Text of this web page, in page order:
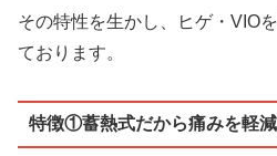
その特性を生かし、ヒゲ・VIO
ております。
特徴①蓄熱式だから痛みを軽減